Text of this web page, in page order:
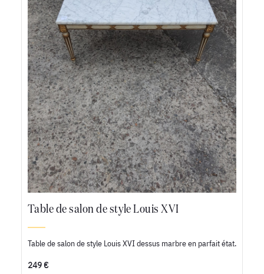
Table de salon de style Louis XVI
Table de salon de style Louis XVI dessus marbre en parfait état.
249 €